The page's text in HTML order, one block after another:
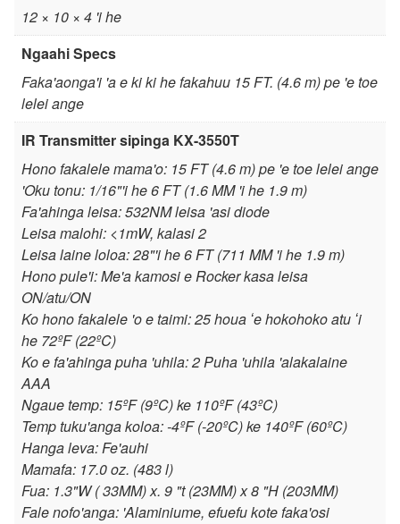
12 × 10 × 4 'i he
Ngaahi Specs
Faka'aonga'i 'a e ki ki he fakahuu 15 FT. (4.6 m) pe 'e toe
lelei ange
IR Transmitter sipinga KX-3550T
Hono fakalele mama'o: 15 FT (4.6 m) pe 'e toe lelei ange
'Oku tonu: 1/16"'i he 6 FT (1.6 MM 'i he 1.9 m)
Fa'ahinga leisa: 532NM leisa 'asi diode
Leisa malohi: <1mW, kalasi 2
Leisa laine loloa: 28"'i he 6 FT (711 MM 'i he 1.9 m)
Hono pule'i: Me'a kamosi e Rocker kasa leisa
ON/atu/ON
Ko hono fakalele 'o e taimi: 25 houa ʻe hokohoko atu ʻi
he 72ºF (22ºC)
Ko e fa'ahinga puha 'uhila: 2 Puha 'uhila 'alakalaine
AAA
Ngaue temp: 15ºF (9ºC) ke 110ºF (43ºC)
Temp tuku'anga koloa: -4ºF (-20ºC) ke 140ºF (60ºC)
Hanga leva: Fe'auhi
Mamafa: 17.0 oz. (483 l)
Fua: 1.3"W ( 33MM) x. 9 "t (23MM) x 8 "H (203MM)
Fale nofo'anga: 'Alaminiume, efuefu kote faka'osi